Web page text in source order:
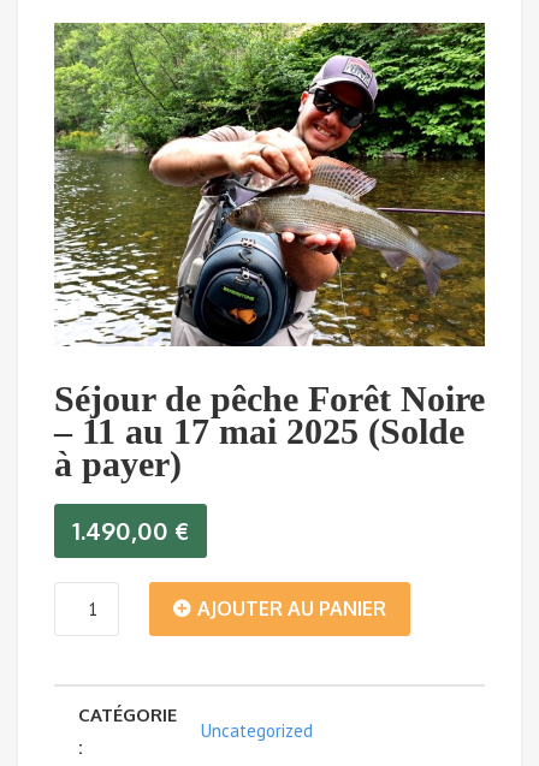
Séjour de pêche Forêt Noire
– 11 au 17 mai 2025 (Solde
à payer)
1.490,00 €
quantité
Séjour
AJOUTER AU PANIER
CATÉGORIE
:
Uncategorized